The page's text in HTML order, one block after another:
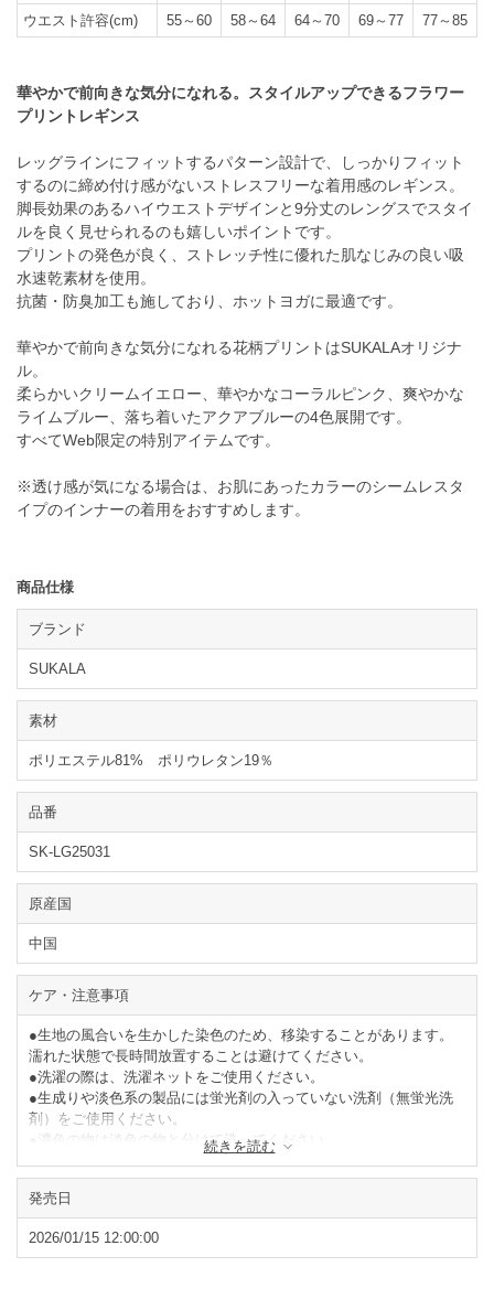
ウエスト許容(cm) 55～60 58～64 64～70 69～77 77～85
華やかで前向きな気分になれる。スタイルアップできるフラワー
プリントレギンス
レッグラインにフィットするパターン設計で、しっかりフィット
するのに締め付け感がないストレスフリーな着用感のレギンス。
脚長効果のあるハイウエストデザインと9分丈のレングスでスタイ
ルを良く見せられるのも嬉しいポイントです。
プリントの発色が良く、ストレッチ性に優れた肌なじみの良い吸
水速乾素材を使用。
抗菌・防臭加工も施しており、ホットヨガに最適です。
華やかで前向きな気分になれる花柄プリントはSUKALAオリジナ
ル。
柔らかいクリームイエロー、華やかなコーラルピンク、爽やかな
ライムブルー、落ち着いたアクアブルーの4色展開です。
すべてWeb限定の特別アイテムです。
※透け感が気になる場合は、お肌にあったカラーのシームレスタ
イプのインナーの着用をおすすめします。
商品仕様
ブランド
SUKALA
素材
ポリエステル81% ポリウレタン19％
品番
SK-LG25031
原産国
中国
ケア・注意事項
●生地の風合いを生かした染色のため、移染することがあります。
濡れた状態で長時間放置することは避けてください。
●洗濯の際は、洗濯ネットをご使用ください。
●生成りや淡色系の製品には蛍光剤の入っていない洗剤（無蛍光洗
剤）をご使用ください。
●濃色の物は淡色の物と分けて洗ってください。
●タンブラー乾燥はお避けください。
●形を整えて陰干ししてください。
続きを読む
発売日
2026/01/15 12:00:00